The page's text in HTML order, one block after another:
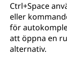
Ctrl+Space
eller
för
att öppna en
alternativ.